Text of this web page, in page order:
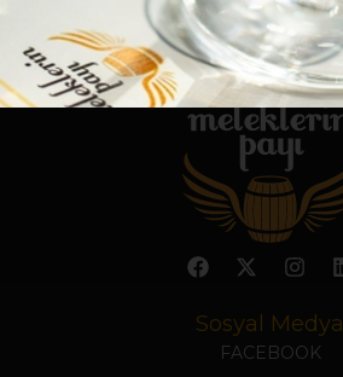
Sosyal Medya
FACEBOOK